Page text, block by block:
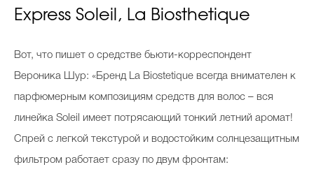
Express Soleil, La Biosthetique
Вот, что пишет о средстве бьюти-корреспондент
Вероника Шур: «Бренд La Biostetique всегда внимателен к
парфюмерным композициям средств для волос – вся
линейка Soleil имеет потрясающий тонкий летний аромат!
Спрей с легкой текстурой и водостойким солнцезащитным
фильтром работает сразу по двум фронтам: